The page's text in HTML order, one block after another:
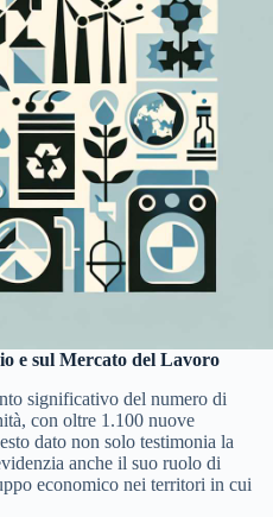
e sul Mercato del Lavoro
significativo del numero di
con oltre 1.100 nuove
dato non solo testimonia la
anche il suo ruolo di
economico nei territori in cui